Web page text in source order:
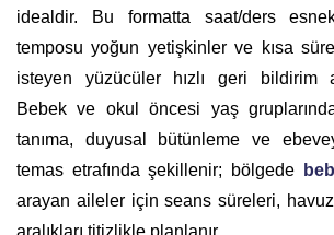
idealdir. Bu formatta saat/ders
temposu yoğun yetişkinler ve kısa
isteyen yüzücüler hızlı geri bildirim
Bebek ve okul öncesi yaş
tanıma, duyusal bütünleme ve
temas etrafında şekillenir; bölgede
arayan aileler için seans süreleri, havuz
aralıkları titizlikle planlanır.